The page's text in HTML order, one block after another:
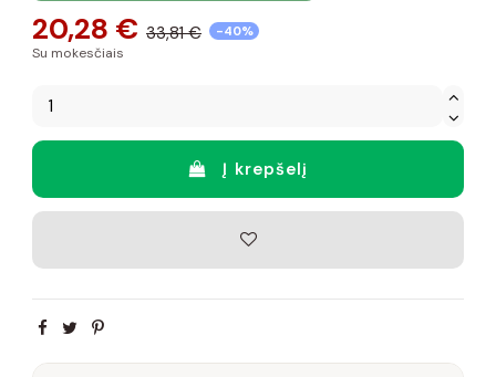
20,28 € 33,81 € -40%
Su mokesčiais
Į krepšelį